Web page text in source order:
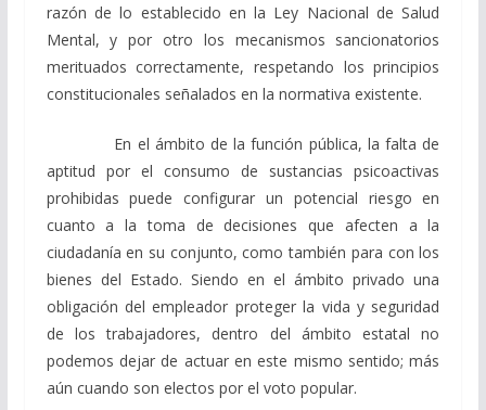
razón de lo establecido en la Ley Nacional de Salud
Mental, y por otro los mecanismos sancionatorios
merituados correctamente, respetando los principios
constitucionales señalados en la normativa existente.
En el ámbito de la función pública, la falta de
aptitud por el consumo de sustancias psicoactivas
prohibidas puede configurar un potencial riesgo en
cuanto a la toma de decisiones que afecten a la
ciudadanía en su conjunto, como también para con los
bienes del Estado. Siendo en el ámbito privado una
obligación del empleador proteger la vida y seguridad
de los trabajadores, dentro del ámbito estatal no
podemos dejar de actuar en este mismo sentido; más
aún cuando son electos por el voto popular.